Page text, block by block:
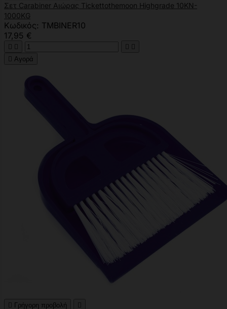
Σετ Carabiner Αιώρας Tickettothemoon Highgrade 10KN-
1000KG
Κωδικός: TMBINER10
17,95 €
   
 Αγορά
 Γρήγορη προβολή 